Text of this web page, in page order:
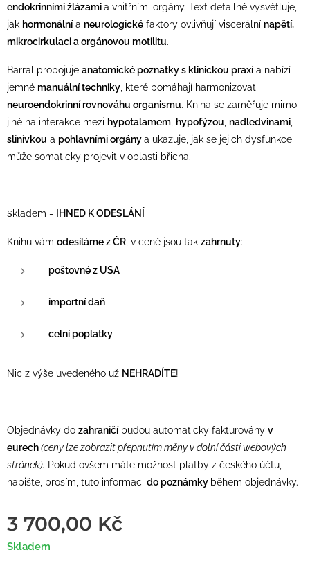
endokrinními žlázamia vnitřními orgány. Text detailně vysvětluje,
jak hormonálnía neurologické faktory ovlivňují viscerální napětí,
mikrocirkulaci a orgánovou motilitu.
Barral propojuje anatomické poznatky s klinickou praxía nabízí
jemné manuální techniky , které pomáhají harmonizovat
neuroendokrinní rovnováhu organismu. Kniha se zaměřuje mimo
jiné na interakce mezi hypotalamem hypofýzou nadledvinami
slinivkou a pohlavními orgánya ukazuje, jak se jejich dysfunkce
může somaticky projevit v oblasti břicha.
skladem - IHNED K ODESLÁNÍ
Knihu vám odesíláme z ČR v ceně jsou tak zahrnuty:
poštovné z USA
importní daň
celní poplatky
Nic z výše uvedeného už NEHRADÍTE!
Objednávky do zahraničíbudou automaticky fakturovány v
eurech(ceny lze zobrazit přepnutím měny v dolní části webových
stránek). Pokud ovšem máte možnost platby z českého účtu,
napište, prosím, tuto informaci do poznámky během objednávky.
3 700,00 Kč
Skladem